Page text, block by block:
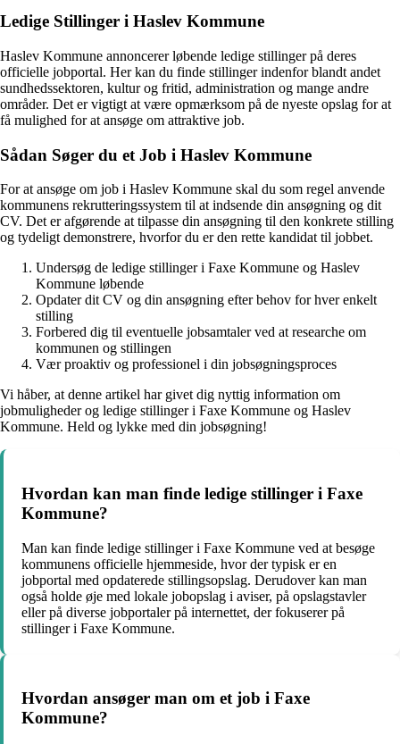
Ledige Stillinger i Haslev Kommune
Haslev Kommune annoncerer løbende ledige stillinger på deres
officielle jobportal. Her kan du finde stillinger indenfor blandt andet
sundhedssektoren, kultur og fritid, administration og mange andre
områder. Det er vigtigt at være opmærksom på de nyeste opslag for at
få mulighed for at ansøge om attraktive job.
Sådan Søger du et Job i Haslev Kommune
For at ansøge om job i Haslev Kommune skal du som regel anvende
kommunens rekrutteringssystem til at indsende din ansøgning og dit
CV. Det er afgørende at tilpasse din ansøgning til den konkrete stilling
og tydeligt demonstrere, hvorfor du er den rette kandidat til jobbet.
Undersøg de ledige stillinger i Faxe Kommune og Haslev
Kommune løbende
Opdater dit CV og din ansøgning efter behov for hver enkelt
stilling
Forbered dig til eventuelle jobsamtaler ved at researche om
kommunen og stillingen
Vær proaktiv og professionel i din jobsøgningsproces
Vi håber, at denne artikel har givet dig nyttig information om
jobmuligheder og ledige stillinger i Faxe Kommune og Haslev
Kommune. Held og lykke med din jobsøgning!
Hvordan kan man finde ledige stillinger i Faxe
Kommune?
Man kan finde ledige stillinger i Faxe Kommune ved at besøge
kommunens officielle hjemmeside, hvor der typisk er en
jobportal med opdaterede stillingsopslag. Derudover kan man
også holde øje med lokale jobopslag i aviser, på opslagstavler
eller på diverse jobportaler på internettet, der fokuserer på
stillinger i Faxe Kommune.
Hvordan ansøger man om et job i Faxe
Kommune?